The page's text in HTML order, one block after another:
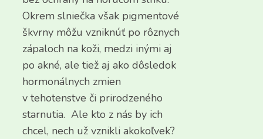
Okrem slniečka však pigmentové
škvrny môžu vzniknúť po rôznych
zápaloch na koži, medzi inými aj
po akné, ale tiež aj ako dôsledok
hormonálnych zmien
v tehotenstve či prirodzeného
starnutia. Ale kto z nás by ich
chcel, nech už vznikli akokoľvek?